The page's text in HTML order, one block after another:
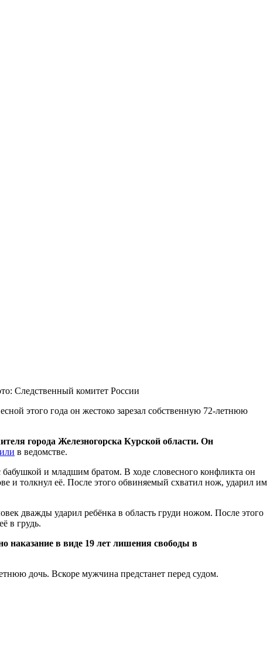
Следственный комитет России
этого года он жестоко зарезал собственную 72-летнюю
города Железногорска Курской области. Он
в ведомстве.
бабушкой и младшим братом. В ходе словесного конфликта он
и толкнул её. После этого обвиняемый схватил нож, ударил им
дважды ударил ребёнка в область груди ножом. После этого
в грудь.
наказание в виде 19 лет лишения свободы в
дочь. Вскоре мужчина предстанет перед судом.